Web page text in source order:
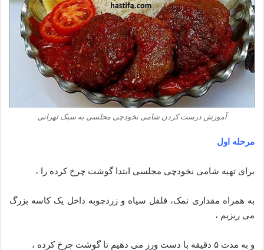
آموزش درست کردن شامی نخودچی مجلسی به سبک تهرانی
مرحله اول
برای تهیه شامی نخودچی مجلسی ابتدا گوشت چرخ کرده را ،
به همراه مقداری نمک، فلفل سیاه و زردچوبه داخل یک کاسه بزرگ
می ریزیم ،
و به مدت ۵ دقیقه با دست ورز می دهیم تا گوشت چرخ کرده ،